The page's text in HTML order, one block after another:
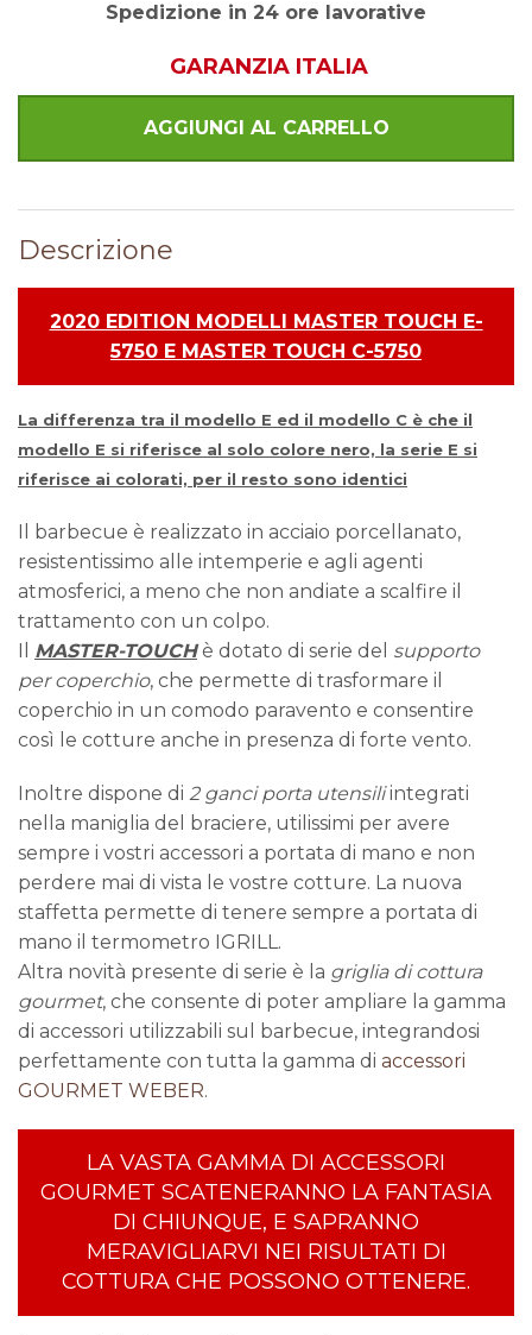
Spedizione in 24 ore lavorative
GARANZIA ITALIA
Descrizione
2020 EDITION MODELLI MASTER TOUCH E-
5750 E MASTER TOUCH C-5750
La differenza tra il modello E ed il modello C è che il
modello E si riferisce al solo colore nero, la serie E si
riferisce ai colorati, per il resto sono identici
Il barbecue è realizzato in acciaio porcellanato,
resistentissimo alle intemperie e agli agenti
atmosferici, a meno che non andiate a scalfire il
trattamento con un colpo.
Il MASTER-TOUCHè dotato di serie del supporto
per coperchio, che permette di trasformare il
coperchio in un comodo paravento e consentire
così le cotture anche in presenza di forte vento.
Inoltre dispone di 2 ganci porta utensiliintegrati
nella maniglia del braciere, utilissimi per avere
sempre i vostri accessori a portata di mano e non
perdere mai di vista le vostre cotture. La nuova
staffetta permette di tenere sempre a portata di
mano il termometro IGRILL.
Altra novità presente di serie è la griglia di cottura
gourmet, che consente di poter ampliare la gamma
di accessori utilizzabili sul barbecue, integrandosi
perfettamente con tutta la gamma di accessori
GOURMET WEBER.
LA VASTA GAMMA DI ACCESSORI
GOURMET SCATENERANNO LA FANTASIA
DI CHIUNQUE, E SAPRANNO
MERAVIGLIARVI NEI RISULTATI DI
COTTURA CHE POSSONO OTTENERE.